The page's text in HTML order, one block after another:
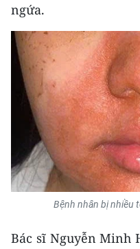
Media Thể thao
Media Giáo dục
Media Y tế
Media Khoa học -
Media Môi trường
Ảnh
Infographic
TIN MỚI
ngứa.
Bệnh nhân bị nhiều
Bác sĩ Nguyễn Minh